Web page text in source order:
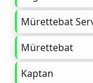
Mürettebat
Mürettebat
Kaptan